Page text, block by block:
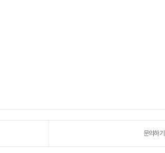
문의하기